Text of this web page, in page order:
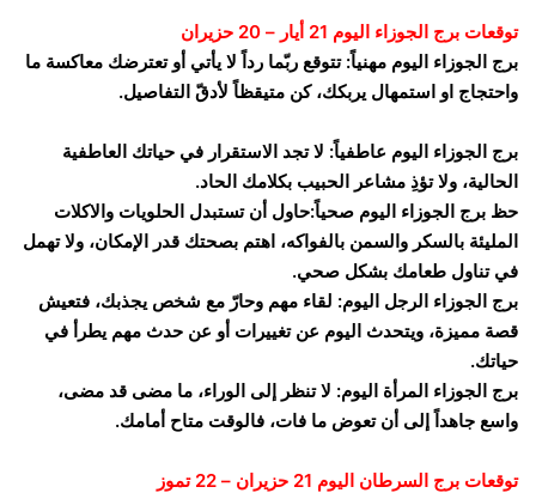
توقعات برج الجوزاء اليوم 21 أيار – 20 حزيران
برج الجوزاء اليوم مهنياً: تتوقع ربّما رداً لا يأتي أو تعترضك معاكسة ما
واحتجاج او استمهال يربكك، كن متيقظاً لأدقّ التفاصيل.
برج الجوزاء اليوم عاطفياً: لا تجد الاستقرار في حياتك العاطفية
الحالية، ولا تؤذِ مشاعر الحبيب بكلامك الحاد.
حظ برج الجوزاء اليوم صحياً:حاول أن تستبدل الحلويات والاكلات
المليئة بالسكر والسمن بالفواكه، اهتم بصحتك قدر الإمكان، ولا تهمل
في تناول طعامك بشكل صحي.
برج الجوزاء الرجل اليوم: لقاء مهم وحارّ مع شخص يجذبك، فتعيش
قصة مميزة، ويتحدث اليوم عن تغييرات أو عن حدث مهم يطرأ في
حياتك.
برج الجوزاء المرأة اليوم: لا تنظر إلى الوراء، ما مضى قد مضى،
واسع جاهداً إلى أن تعوض ما فات، فالوقت متاح أمامك.
توقعات برج السرطان اليوم 21 حزيران – 22 تموز